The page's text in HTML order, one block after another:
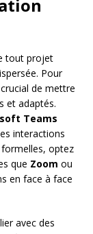
tout projet
Pour
de mettre
et adaptés.
Teams
interactions
optez
que Zoom ou
en face à face
avec des